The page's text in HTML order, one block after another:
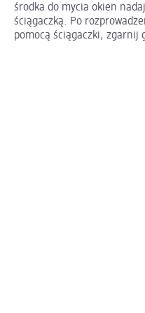
środka do mycia okien
ściągaczką. Po
pomocą ściągaczki, zgarnij